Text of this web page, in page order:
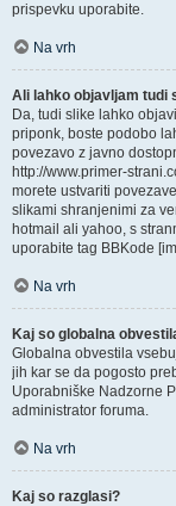
prispevku uporabite.
Na vrh
Ali lahko objavljam tudi
Da, tudi slike lahko
priponk, boste podobo
povezavo z javno
http://www.primer-
morete ustvariti
slikami shranjenimi za
hotmail ali yahoo, s
uporabite tag BBKode
Na vrh
Kaj so globalna
Globalna obvestila
jih kar se da pogosto
Uporabniške Nadzorne
administrator foruma.
Na vrh
Kaj so razglasi?